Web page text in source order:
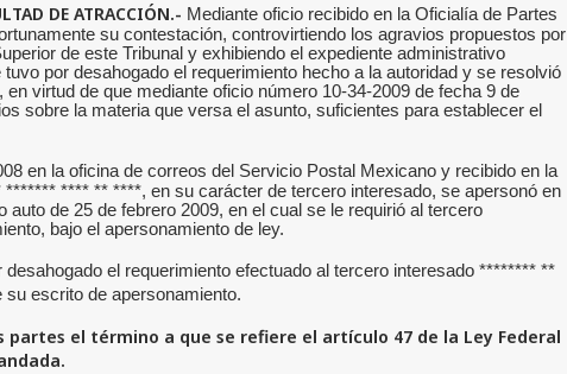
DE ATRACCIÓN.- Mediante oficio recibido en la Oficialía de Partes
su contestación, controvirtiendo los agravios propuestos por
de este Tribunal y exhibiendo el expediente administrativo
por desahogado el requerimiento hecho a la autoridad y se resolvió
virtud de que mediante oficio número 10-34-2009 de fecha 9 de
sobre la materia que versa el asunto, suficientes para establecer el
en la oficina de correos del Servicio Postal Mexicano y recibido en la
**** ** ****, en su carácter de tercero interesado, se apersonó en
de 25 de febrero 2009, en el cual se le requirió al tercero
bajo el apersonamiento de ley.
el requerimiento efectuado al tercero interesado ******** **
escrito de apersonamiento.
el término a que se refiere el artículo 47 de la Ley Federal